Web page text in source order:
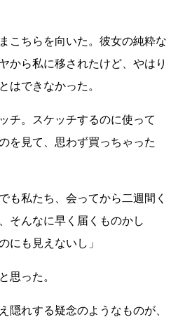
こちらを向いた。彼女の純粋な
から私に移されたけど、やはり
はできなかった。
チ。スケッチするのに使って
を見て、思わず買っちゃった
も私たち、会ってから二週間く
そんなに早く届くものかし
も見えないし」
思った。
隠れする疑念のようなものが、